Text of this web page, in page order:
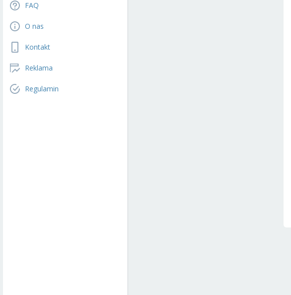
FAQ
O nas
Kontakt
Reklama
Regulamin